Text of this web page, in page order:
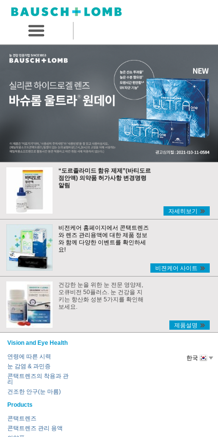
“도르졸라미드 함유 제제”(바티도르
점안액) 의약품 허가사항 변경명령
알림
자세히보기
비전케어 홈페이지에서 콘택트렌즈
와 렌즈 관리용액에 대한 제품 정보
와 함께 다양한 이벤트를 확인하세
요!
비젼케어 사이트
건강한 눈을 위한 눈 전문 영양제,
오큐비전 50플러스. 눈 건강을 지
키는 항산화 성분 5가지를 확인해
보세요.
제품설명
Vision and Eye Health
연령에 따른 시력
눈 감염 & 과민증
콘택트렌즈의 착용과 관
리
건조한 안구(눈 마름)
Products
콘택트렌즈
콘택트렌즈 관리 용액
한국